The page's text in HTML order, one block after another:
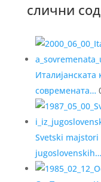
слични
Италијанската
современата…
Svetski
jugoslovenskih…